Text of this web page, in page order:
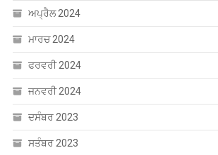
ਅਪ੍ਰੈਲ 2024
ਮਾਰਚ 2024
ਫਰਵਰੀ 2024
ਜਨਵਰੀ 2024
ਦਸੰਬਰ 2023
ਸਤੰਬਰ 2023